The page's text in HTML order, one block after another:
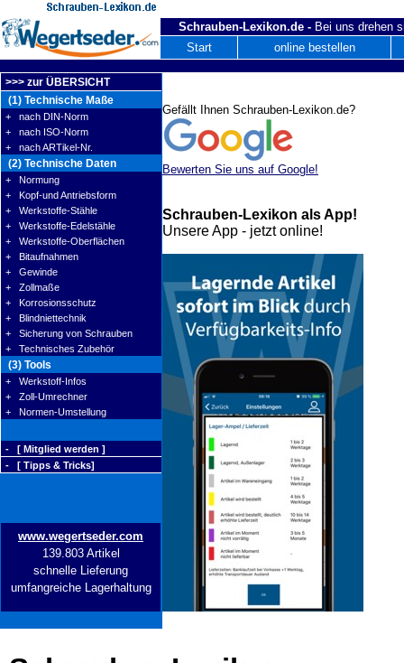
Schrauben-Lexikon.de - Bei uns drehen
Start
online bestellen
>>> zur ÜBERSICHT
(1) Technische Maße
+ nach DIN-Norm
+ nach ISO-Norm
+ nach ARTikel-Nr.
(2) Technische Daten
+ Normung
+ Kopf-und Antriebsform
+ Werkstoffe-Stähle
+ Werkstoffe-Edelstähle
+ Werkstoffe-Oberflächen
+ Bitaufnahmen
+ Gewinde
+ Zollmaße
+ Korrosionsschutz
+ Blindniettechnik
+ Sicherung von Schrauben
+ Technisches Zubehör
(3) Tools
+ Werkstoff-Infos
+ Zoll-Umrechner
+ Normen-Umstellung
- [ Mitglied werden ]
- [ Tipps & Tricks]
www.wegertseder.com
139.803 Artikel
schnelle Lieferung
umfangreiche Lagerhaltung
Gefällt Ihnen Schrauben-Lexikon.de?
Bewerten Sie uns auf Google!
Schrauben-Lexikon als App!
Unsere App - jetzt online!